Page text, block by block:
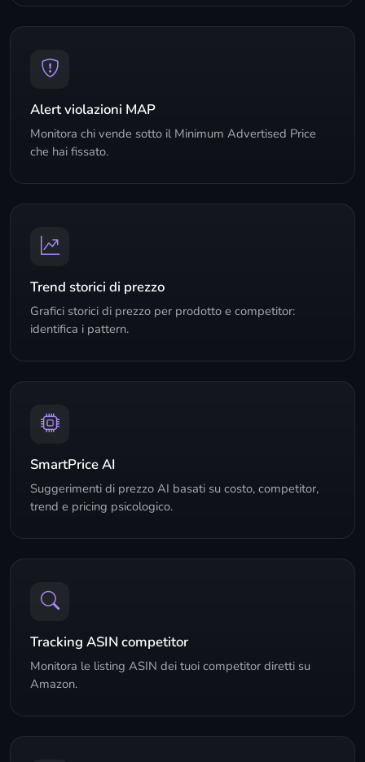
Alert violazioni MAP
Monitora chi vende sotto il Minimum Advertised Price
che hai fissato.
Trend storici di prezzo
Grafici storici di prezzo per prodotto e competitor:
identifica i pattern.
SmartPrice AI
Suggerimenti di prezzo AI basati su costo, competitor,
trend e pricing psicologico.
Tracking ASIN competitor
Monitora le listing ASIN dei tuoi competitor diretti su
Amazon.